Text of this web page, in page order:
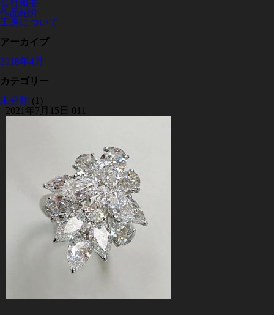
会社概要
作品紹介
工房について
アーカイブ
2018年4月
カテゴリー
未分類 (1)
2021年7月15日 011